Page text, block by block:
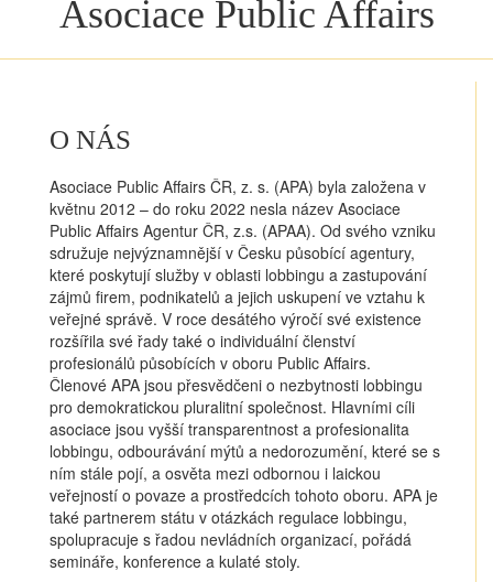
Asociace Public Affairs
O NÁS
Asociace Public Affairs ČR, z. s. (APA) byla založena v
květnu 2012 – do roku 2022 nesla název Asociace
Public Affairs Agentur ČR, z.s. (APAA). Od svého vzniku
sdružuje nejvýznamnější v Česku působící agentury,
které poskytují služby v oblasti lobbingu a zastupování
zájmů firem, podnikatelů a jejich uskupení ve vztahu k
veřejné správě. V roce desátého výročí své existence
rozšířila své řady také o individuální členství
profesionálů působících v oboru Public Affairs.
Členové APA jsou přesvědčeni o nezbytnosti lobbingu
pro demokratickou pluralitní společnost. Hlavními cíli
asociace jsou vyšší transparentnost a profesionalita
lobbingu, odbourávání mýtů a nedorozumění, které se s
ním stále pojí, a osvěta mezi odbornou i laickou
veřejností o povaze a prostředcích tohoto oboru. APA je
také partnerem státu v otázkách regulace lobbingu,
spolupracuje s řadou nevládních organizací, pořádá
semináře, konference a kulaté stoly.